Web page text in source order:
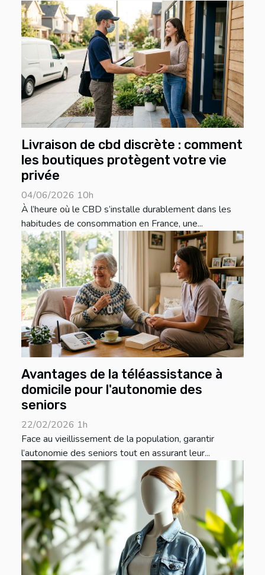
Livraison de cbd discrète : comment
les boutiques protègent votre vie
privée
04/06/2026 10h
À l’heure où le CBD s’installe durablement dans les
habitudes de consommation en France, une...
Avantages de la téléassistance à
domicile pour l'autonomie des
seniors
22/02/2026 1h
Face au vieillissement de la population, garantir
l’autonomie des seniors tout en assurant leur...